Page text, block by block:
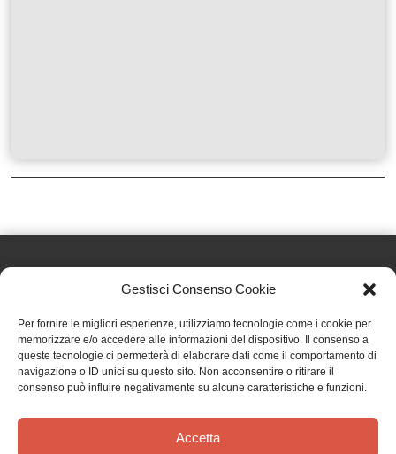
Gestisci Consenso Cookie
Per fornire le migliori esperienze, utilizziamo tecnologie come i cookie per
memorizzare e/o accedere alle informazioni del dispositivo. Il consenso a
queste tecnologie ci permetterà di elaborare dati come il comportamento di
navigazione o ID unici su questo sito. Non acconsentire o ritirare il
consenso può influire negativamente su alcune caratteristiche e funzioni.
Accetta
Effatà Editrice di Pellegrino Paolo SAS
C.F. e P.IVA 09655250018
Via Tre Denti, 1 - 10060 Cantalupa (TO)
Telefono: (+39) 0121 353452 - Fax: (+39) 0121 353839